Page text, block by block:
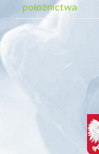
położnictwa